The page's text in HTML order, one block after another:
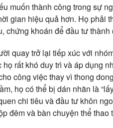
muốn thành công trong sự
gian hiệu quả hơn. Họ phải
chứng khoán để đầu tư thành
quay trở lại tiếp xúc với
rất khó duy trì và áp dụng
công việc thay vì thong
họ có thể bị dán nhãn là
chi tiêu và đầu tư khôn
đêm và bàn chuyện thể thao